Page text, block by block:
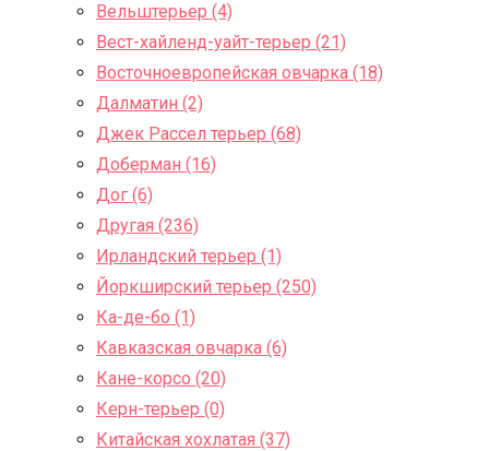
Вельштерьер (4)
Вест-хайленд-уайт-терьер (21)
Восточноевропейская овчарка (18)
Далматин (2)
Джек Рассел терьер (68)
Доберман (16)
Дог (6)
Другая (236)
Ирландский терьер (1)
Йоркширский терьер (250)
Ка-де-бо (1)
Кавказская овчарка (6)
Кане-корсо (20)
Керн-терьер (0)
Китайская хохлатая (37)